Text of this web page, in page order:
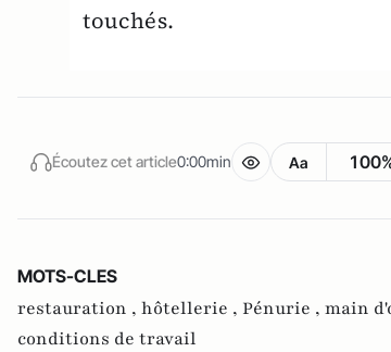
touchés.
Écoutez cet article0:00min Aa
MOTS-CLES
restauration , hôtellerie , Pénurie , main
conditions de travail